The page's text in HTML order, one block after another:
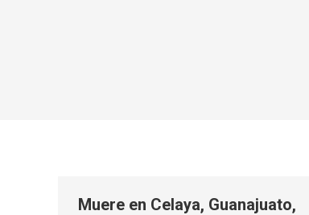
Muere en Celaya, Guanajuato,